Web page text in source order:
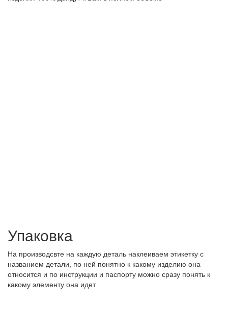
Упаковка
На производсвте на каждую деталь наклеиваем этикетку с
названием детали, по ней понятно к какому изделию она
относится и по инструкции и паспорту можно сразу понять к
какому элементу она идет